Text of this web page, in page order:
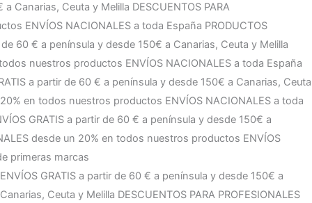
Ceuta y Melilla DESCUENTOS PARA PROFESIONALES
a toda EspañaPRODUCTOS ORIGINALES de primeras marcas
Ceuta y MelillaDESCUENTOS PARA PROFESIONALES
a toda EspañaPRODUCTOS ORIGINALES de primeras
a Canarias, Ceuta y MelillaDESCUENTOS PARA
NACIONALES a toda EspañaPRODUCTOS ORIGINALES
desde 150€ a Canarias, Ceuta y MelillaDESCUENTOS PARA
NACIONALES a toda EspañaPRODUCTOS ORIGINALES
ENVÍOS GRATIS a partir de 60 € a península y desde 150€ a
Canarias, Ceuta y Melilla DESCUENTOS PARA PROFESIONALES